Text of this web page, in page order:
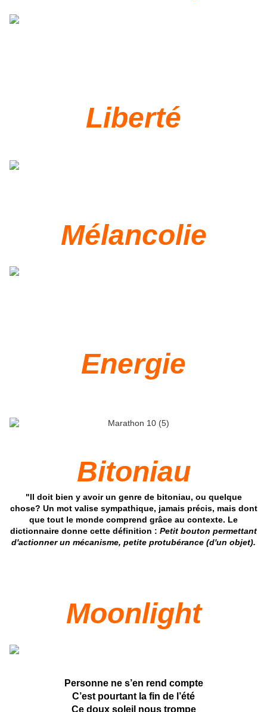
Liberté
Mélancolie
Energie
Bitoniau
"Il doit bien y avoir un genre de bitoniau, ou quelque
chose? Un mot valise sympathique, jamais précis, mais dont
que tout le monde comprend grâce au contexte. Le
dictionnaire donne cette définition : Petit bouton permettant
d'actionner un mécanisme, petite protubérance (d'un objet).
Moonlight
Personne ne s’en rend compte
C’est pourtant la fin de l’été
Ce doux soleil nous trompe